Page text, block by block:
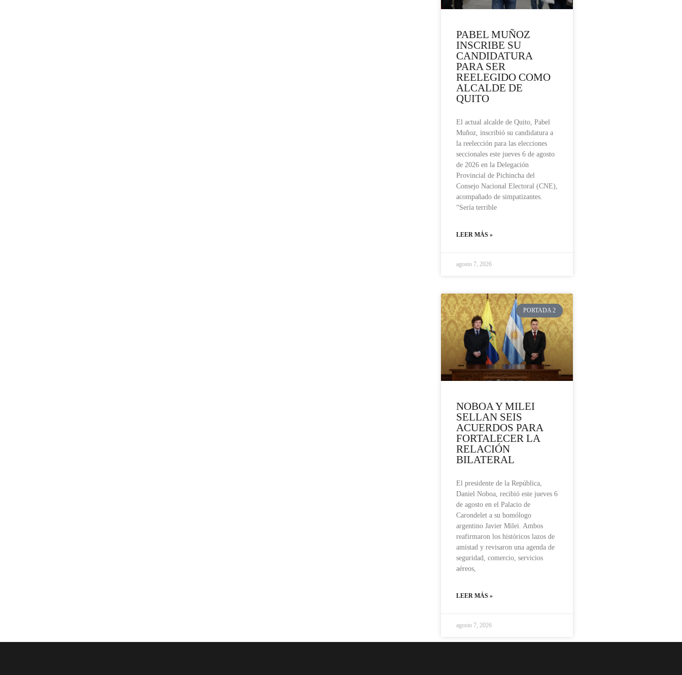
PABEL MUÑOZ
INSCRIBE SU
CANDIDATURA
PARA SER
REELEGIDO COMO
ALCALDE DE
QUITO
El actual alcalde de Quito, Pabel
Muñoz, inscribió su candidatura a
la reelección para las elecciones
seccionales este jueves 6 de agosto
de 2026 en la Delegación
Provincial de Pichincha del
Consejo Nacional Electoral (CNE),
acompañado de simpatizantes.
“Sería terrible
LEER MÁS »
agosto 7, 2026
PORTADA 2
NOBOA Y MILEI
SELLAN SEIS
ACUERDOS PARA
FORTALECER LA
RELACIÓN
BILATERAL
El presidente de la República,
Daniel Noboa, recibió este jueves 6
de agosto en el Palacio de
Carondelet a su homólogo
argentino Javier Milei. Ambos
reafirmaron los históricos lazos de
amistad y revisaron una agenda de
seguridad, comercio, servicios
aéreos,
LEER MÁS »
agosto 7, 2026